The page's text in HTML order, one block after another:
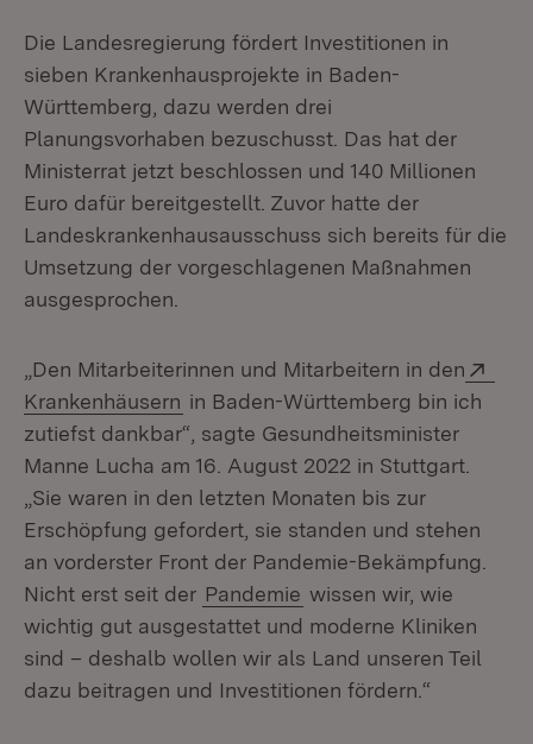
Die Landesregierung fördert Investitionen in
sieben Krankenhausprojekte in Baden-
Württemberg, dazu werden drei
Planungsvorhaben bezuschusst. Das hat der
Ministerrat jetzt beschlossen und 140 Millionen
Euro dafür bereitgestellt. Zuvor hatte der
Landeskrankenhausausschuss sich bereits für die
Umsetzung der vorgeschlagenen Maßnahmen
ausgesprochen.
„Den Mitarbeiterinnen und Mitarbeitern in den
Krankenhäusern (Öffnet in neuem Fenster)
in Baden-Württemberg bin ich
zutiefst dankbar“, sagte Gesundheitsminister
Manne Lucha am 16. August 2022 in Stuttgart.
„Sie waren in den letzten Monaten bis zur
Erschöpfung gefordert, sie standen und stehen
an vorderster Front der Pandemie-Bekämpfung.
Nicht erst seit der Pandemie wissen wir, wie
wichtig gut ausgestattet und moderne Kliniken
sind – deshalb wollen wir als Land unseren Teil
dazu beitragen und Investitionen fördern.“